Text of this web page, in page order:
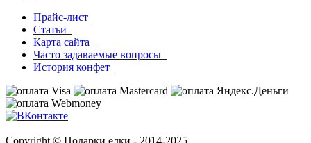
Прайс-лист
Статьи
Карта сайта
Часто задаваемые вопросы
История конфет
Copyright © Подарки елки - 2014-2025